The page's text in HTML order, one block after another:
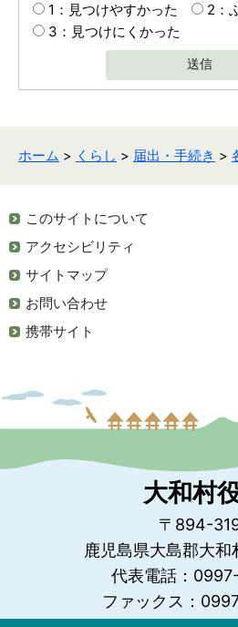
1：見つけやすかった
2：
3：見つけにくかった
送信
ホーム > くらし > 届出・手続き >
このサイトについて
アクセシビリティ
サイトマップ
お問い合わせ
携帯サイト
大和村
〒894-
鹿児島県大島郡大和
代表電話：
ファックス：